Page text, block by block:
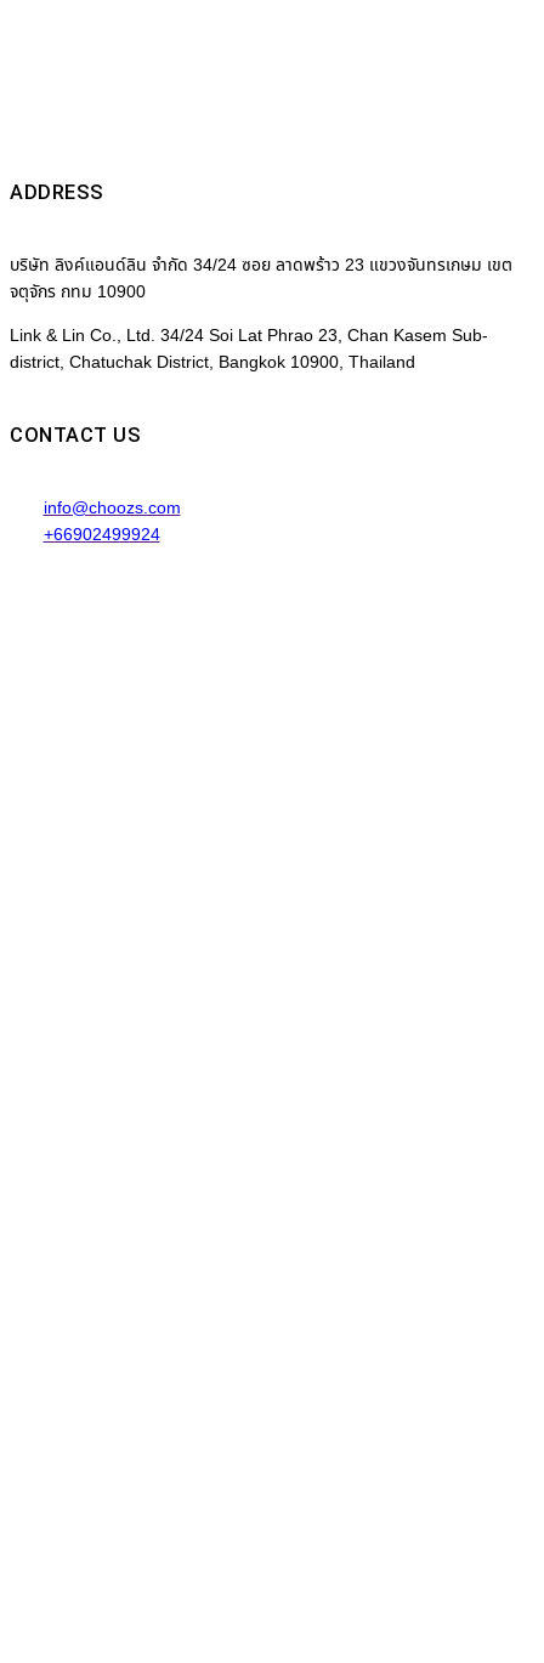
ADDRESS
บริษัท ลิงค์แอนด์ลิน จำกัด 34/24 ซอย ลาดพร้าว 23 แขวงจันทรเกษม เขต
จตุจักร กทม 10900
Link & Lin Co., Ltd. 34/24 Soi Lat Phrao 23, Chan Kasem Sub-
district, Chatuchak District, Bangkok 10900, Thailand
CONTACT US
info@choozs.com
+66902499924